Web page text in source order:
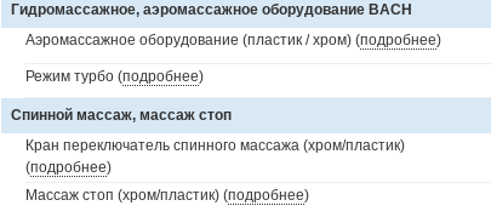
Гидромассажное, аэромассажное оборудование BACH
Аэромассажное оборудование (пластик / хром) (подробнее)
Режим турбо (подробнее)
Спинной массаж, массаж стоп
Кран переключатель спинного массажа (хром/пластик)
(подробнее)
Массаж стоп (хром/пластик) (подробнее)